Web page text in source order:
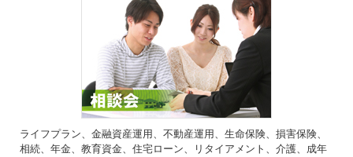
ライフプラン、金融資産運用、不動産運用、生命保険、損害保険、
相続、年金、教育資金、住宅ローン、リタイアメント、介護、成年